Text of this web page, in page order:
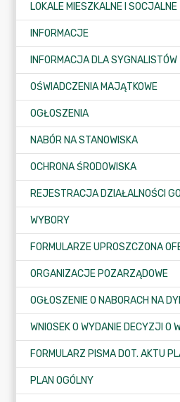
LOKALE MIESZKALNE I SOCJALNE
INFORMACJE
INFORMACJA DLA SYGNALISTÓW
OŚWIADCZENIA MAJĄTKOWE
OGŁOSZENIA
NABÓR NA STANOWISKA
OCHRONA ŚRODOWISKA
WYBORY
ORGANIZACJE POZARZĄDOWE
PLAN OGÓLNY